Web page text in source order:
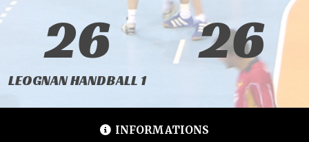
26 26
LEOGNAN HANDBALL 1
INFORMATIONS